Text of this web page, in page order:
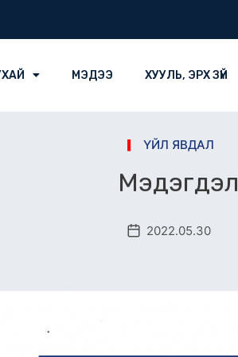
МЭДЭЭ ХУУЛЬ, ЭРХ ЗҮЙ
ҮЙЛ ЯВДАЛ
Мэдэгдэл
2022.05.30